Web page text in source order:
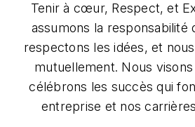
Tenir à cœur, Respect, et
assumons la responsabilité
respectons les idées, et
mutuellement. Nous visons
célébrons les succès qui
entreprise et nos